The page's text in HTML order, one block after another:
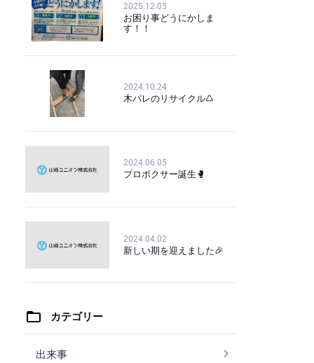
2025.12.05
お困り事どうにかしま
す！！
2024.10.24
木パレのリサイクル♺
2024.06.05
プロボクサー誕生🥊
2024.04.02
新しい期を迎えました🎉
カテゴリー
出来事